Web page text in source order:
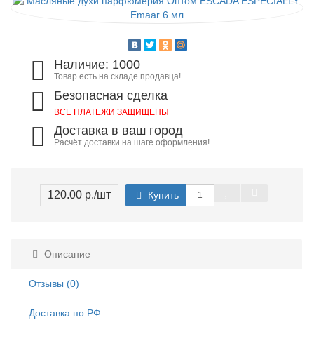
Наличие: 1000
Товар есть на складе продавца!
Безопасная сделка
ВСЕ ПЛАТЕЖИ ЗАЩИЩЕНЫ
Доставка в ваш город
Расчёт доставки на шаге оформления!
120.00 р./шт Купить
Описание
Отзывы (0)
Доставка по РФ